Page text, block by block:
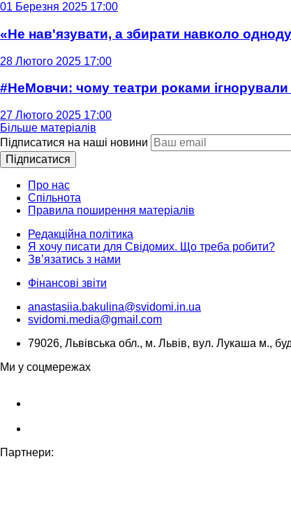
01 Березня 2025 17:00
«Не нав'язувати, а збирати навколо
28 Лютого 2025 17:00
#НеМовчи: чому театри роками
27 Лютого 2025 17:00
Більше матеріалів
Підписатися на наші новини
Підписатися
Про нас
Спільнота
Правила поширення матеріалів
Редакційна політика
Я хочу писати для Свідомих. Що треба робити?
Зв’язатись з нами
Фінансові звіти
anastasiia.bakulina@svidomi.in.ua
svidomi.media@gmail.com
79026, Львівська обл., м. Львів, вул. Лукаша м.,
Ми у соцмережах
Партнери: